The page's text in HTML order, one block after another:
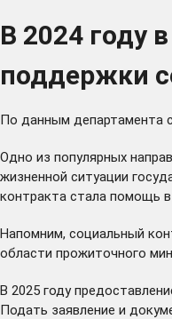
В 2024 году
поддержки
По данным департамента
Одно из популярных
жизненной ситуации
контракта стала помощь
Напомним, социальный
области прожиточного
В 2025 году
Подать заявление и